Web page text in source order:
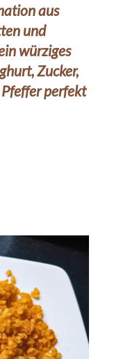
aus
und
würziges
Zucker,
Pfeffer perfekt